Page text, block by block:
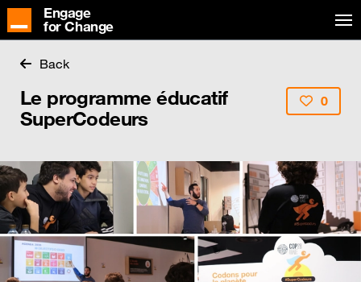
Engage
for Change
Back
Le programme éducatif
SuperCodeurs
0